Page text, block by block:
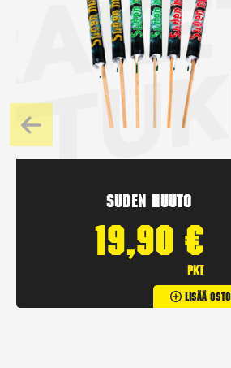
Suden huuto
19,90 €
pkt
Lisää